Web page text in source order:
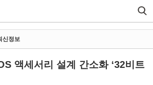
신정보
액세서리 설계 간소화 ‘32비트